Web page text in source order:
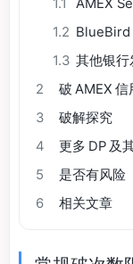
1.1
AMEX
1.2
1.3 其他银行
2
破 AMEX 信
3
破解探究
4
更多 DP 及
5
是否有风险
6
相关文章